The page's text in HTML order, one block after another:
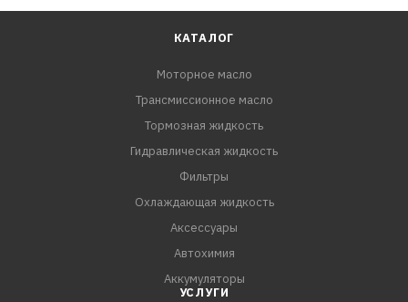
КАТАЛОГ
Моторное масло
Трансмиссионное масло
Тормозная жидкость
Гидравлическая жидкость
Фильтры
Охлаждающая жидкость
Аксессуары
Автохимия
Аккумуляторы
УСЛУГИ